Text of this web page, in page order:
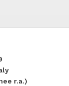
r.a.)